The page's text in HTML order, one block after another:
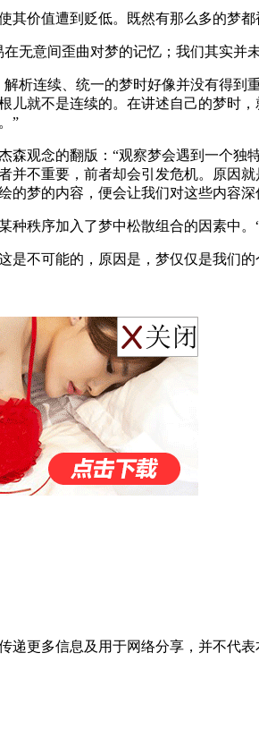
价值遭到贬低。既然有那么多的梦
无意间歪曲对梦的记忆；我们其实并
析连续、统一的梦时好像并没有得
儿就不是连续的。在讲述自己的梦时
”
观念的翻版：“观察梦会遇到一个
并不重要，前者却会引发危机。原
的梦的内容，便会让我们对这些内容深
秩序加入了梦中松散组合的因素中
是不可能的，原因是，梦仅仅是我们
递更多信息及用于网络分享，并不代